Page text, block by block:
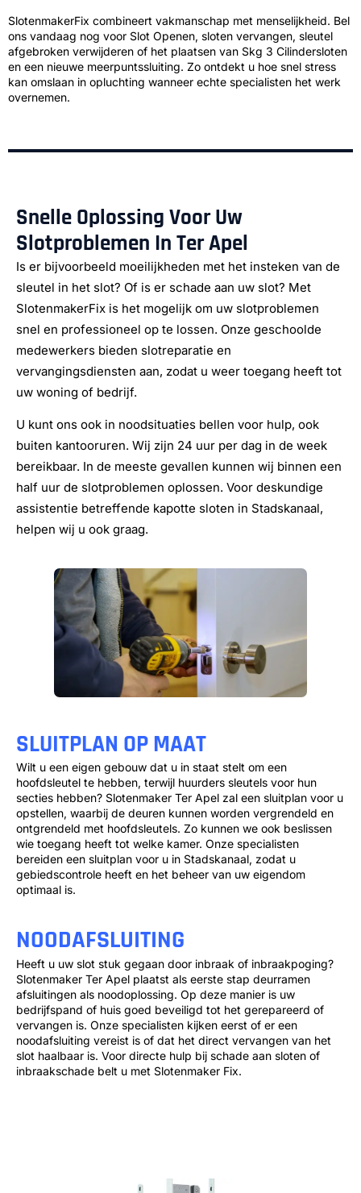
SlotenmakerFix combineert vakmanschap met menselijkheid. Bel
ons vandaag nog voor Slot Openen, sloten vervangen, sleutel
afgebroken verwijderen of het plaatsen van Skg 3 Cilindersloten
en een nieuwe meerpuntssluiting. Zo ontdekt u hoe snel stress
kan omslaan in opluchting wanneer echte specialisten het werk
overnemen.
Snelle Oplossing Voor Uw
Slotproblemen In Ter Apel
Is er bijvoorbeeld moeilijkheden met het insteken van de
sleutel in het slot? Of is er schade aan uw slot? Met
SlotenmakerFix is het mogelijk om uw slotproblemen
snel en professioneel op te lossen. Onze geschoolde
medewerkers bieden slotreparatie en
vervangingsdiensten aan, zodat u weer toegang heeft tot
uw woning of bedrijf.
U kunt ons ook in noodsituaties bellen voor hulp, ook
buiten kantooruren. Wij zijn 24 uur per dag in de week
bereikbaar. In de meeste gevallen kunnen wij binnen een
half uur de slotproblemen oplossen. Voor deskundige
assistentie betreffende kapotte sloten in Stadskanaal,
helpen wij u ook graag.
SLUITPLAN OP MAAT
Wilt u een eigen gebouw dat u in staat stelt om een
hoofdsleutel te hebben, terwijl huurders sleutels voor hun
secties hebben? Slotenmaker Ter Apel zal een sluitplan voor u
opstellen, waarbij de deuren kunnen worden vergrendeld en
ontgrendeld met hoofdsleutels. Zo kunnen we ook beslissen
wie toegang heeft tot welke kamer. Onze specialisten
bereiden een sluitplan voor u in Stadskanaal, zodat u
gebiedscontrole heeft en het beheer van uw eigendom
optimaal is.
NOODAFSLUITING
Heeft u uw slot stuk gegaan door inbraak of inbraakpoging?
Slotenmaker Ter Apel plaatst als eerste stap deurramen
afsluitingen als noodoplossing. Op deze manier is uw
bedrijfspand of huis goed beveiligd tot het gerepareerd of
vervangen is. Onze specialisten kijken eerst of er een
noodafsluiting vereist is of dat het direct vervangen van het
slot haalbaar is. Voor directe hulp bij schade aan sloten of
inbraakschade belt u met Slotenmaker Fix.